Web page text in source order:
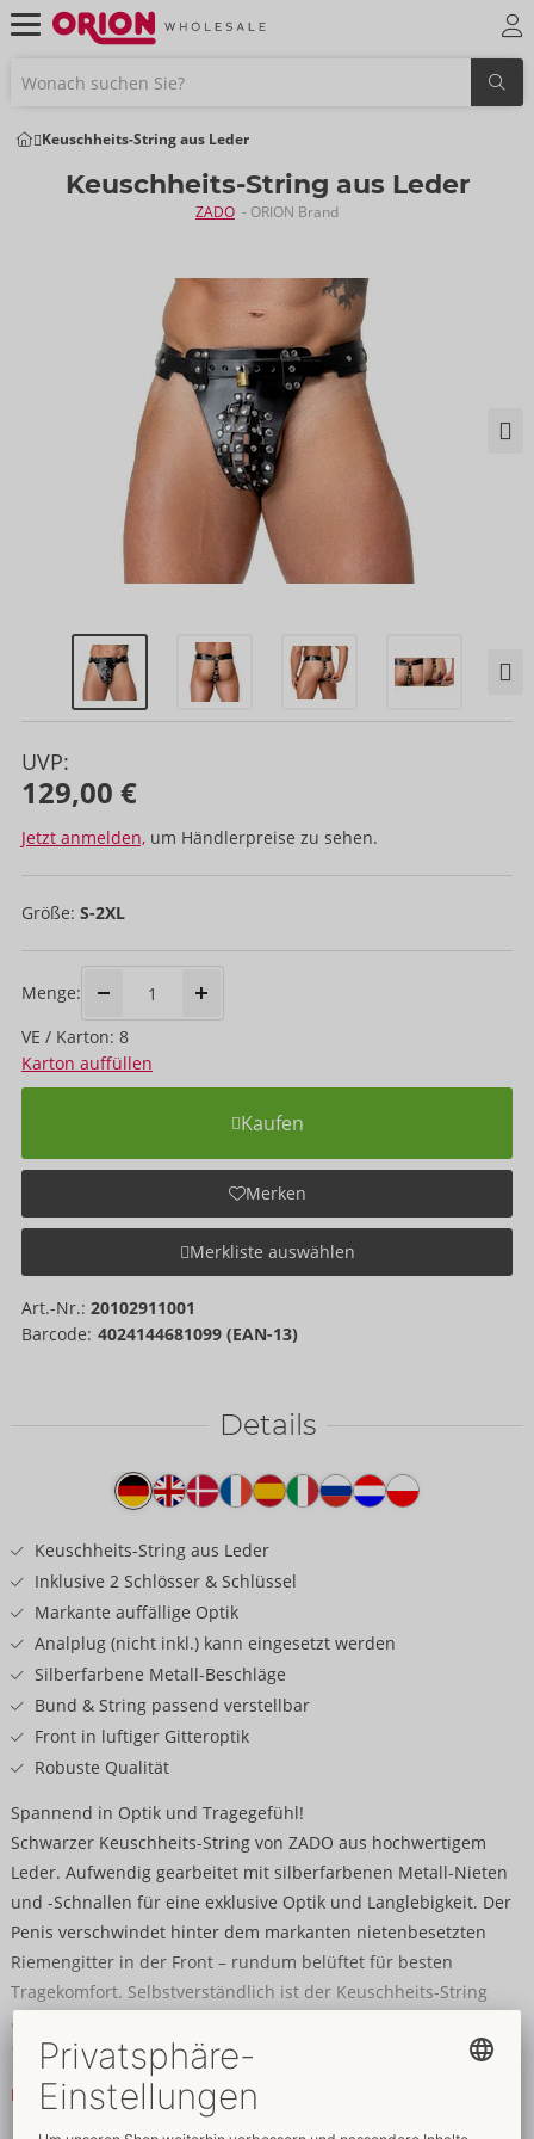
Keuschheits-String aus Leder
Keuschheits-String aus Leder
ZADO - ORION Brand
UVP:
129,00 €
Jetzt anmelden, um Händlerpreise zu sehen.
Größe: S-2XL
Menge:
VE / Karton: 8
Karton auffüllen
Kaufen
Merken
Merkliste auswählen
Art.-Nr.: 20102911001
Barcode: 4024144681099 (EAN-13)
Details
Produkttext
Keuschheits-String aus Leder
Inklusive 2 Schlösser & Schlüssel
Markante auffällige Optik
Analplug (nicht inkl.) kann eingesetzt werden
Silberfarbene Metall-Beschläge
Bund & String passend verstellbar
Front in luftiger Gitteroptik
Robuste Qualität
Spannend in Optik und Tragegefühl!
Schwarzer Keuschheits-String von ZADO aus hochwertigem
Leder. Aufwendig gearbeitet mit silberfarbenen Metall-Nieten
und -Schnallen für eine exklusive Optik und Langlebigkeit. Der
Penis verschwindet hinter dem markanten nietenbesetzten
Riemengitter in der Front – rundum belüftet für besten
Tragekomfort. Selbstverständlich ist der Keuschheits-String
abschließbar: 2 kleine, dekorative Vorhängeschlösser mit
Schlüsseln arretieren den verstellbaren Bund und den
verstellbaren String. Für zusätzliche spannende Tragegefühle
kann ein Analplug mit Stand-/Saugfuß (nicht beiliegend) in die
Mehr lesen